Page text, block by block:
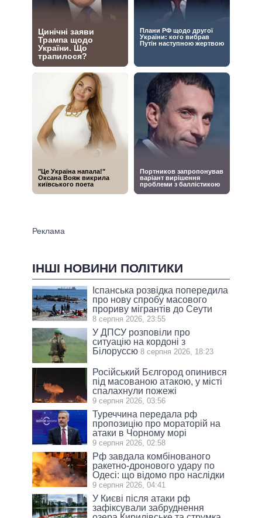
ІНШІ НОВИНИ ПОЛІТИКИ
Іспанська розвідка попередила
про нову спробу масового
прориву мігрантів до Сеути
8 серпня 2026, 23:55
У ДПСУ розповіли про
ситуацію на кордоні з
Білоруссю 8 серпня 2026, 18:23
Російський Бєлгород опинився
під масованою атакою, у місті
спалахнули пожежі
9 серпня 2026, 03:56
Туреччина передала рф
пропозицію про мораторій на
атаки в Чорному морі
9 серпня 2026, 02:58
Рф завдала комбінованого
ракетно-дронового удару по
Одесі: що відомо про наслідки
9 серпня 2026, 04:41
У Києві після атаки рф
зафіксували забруднення